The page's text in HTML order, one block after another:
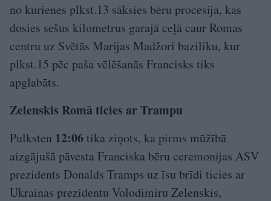
no kurienes plkst.13 sāksies bēru procesija, kas
dosies sešus kilometrus garajā ceļā caur Romas
centru uz Svētās Marijas Madžori baziliku, kur
plkst.15 pēc paša vēlēšanās Francisks tiks
apglabāts.
Zelenskis Romā ticies ar Trampu
Pulksten 12:06 tika ziņots, ka pirms mūžībā
aizgājušā pāvesta Franciska bēru ceremonijas ASV
prezidents Donalds Tramps uz īsu brīdi ticies ar
Ukrainas prezidentu Volodimiru Zelenskis,